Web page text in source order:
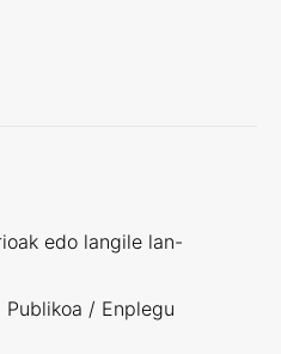
edo langile lan-
Publikoa / Enplegu